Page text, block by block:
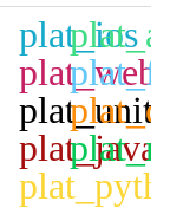
plat_ios
plat_web
plat_java